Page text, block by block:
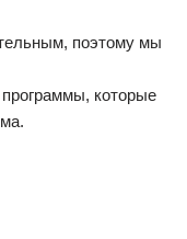
поэтому мы
которые